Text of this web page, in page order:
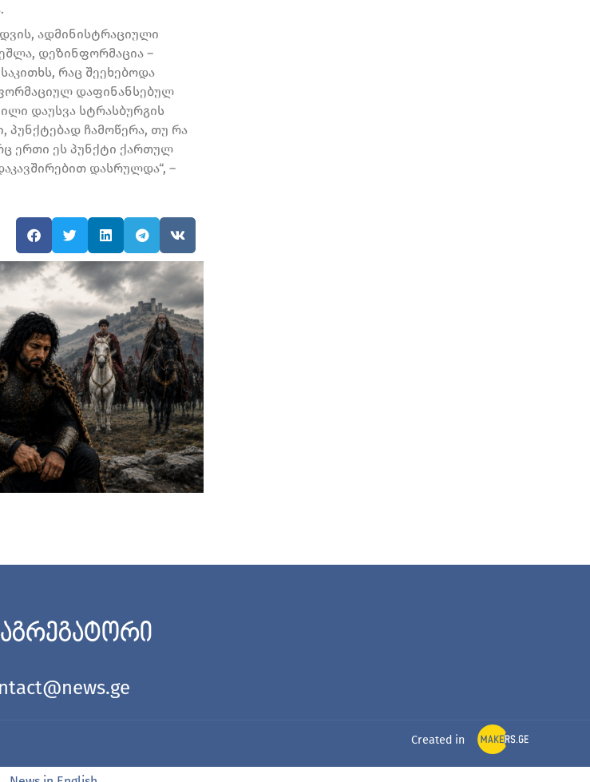
ადმინისტრაციული
დეზინფორმაცია –
რაც შეეხებოდა
დაფინანსებულ
დაუსვა სტრასბურგის
პუნქტებად ჩამოწერა, თუ რა
ერთი ეს პუნქტი ქართულ
დასრულდა“, –
Created in